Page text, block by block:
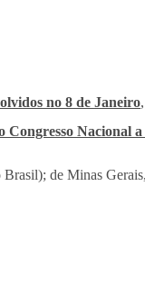
no 8 de Janeiro
Congresso Nacional
de Minas